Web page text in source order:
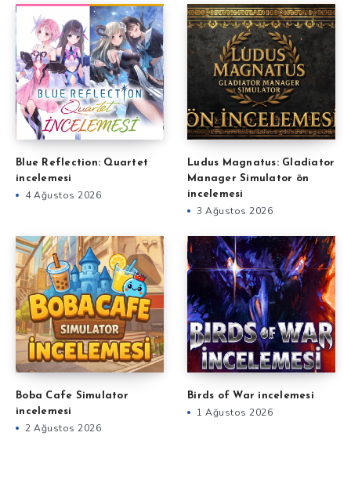
Blue Reflection: Quartet
incelemesi
4 Ağustos 2026
Ludus Magnatus: Gladiator
Manager Simulator ön
incelemesi
3 Ağustos 2026
Boba Cafe Simulator
incelemesi
2 Ağustos 2026
Birds of War incelemesi
1 Ağustos 2026